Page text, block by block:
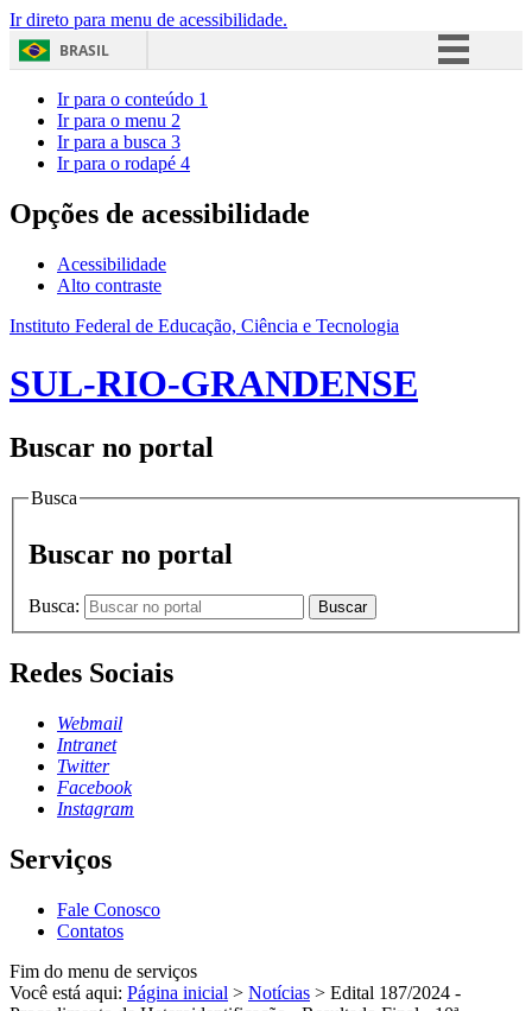
Ir direto para menu de acessibilidade.
BRASIL
Acesso à informação
Ir para o conteúdo 1
Ir para o menu 2
Ir para a busca 3
Ir para o rodapé 4
Opções de acessibilidade
Acessibilidade
Alto contraste
Instituto Federal de Educação, Ciência e Tecnologia
SUL-RIO-GRANDENSE
Buscar no portal
Busca
Buscar no portal
Busca: Buscar
Redes Sociais
Webmail
Intranet
Twitter
Facebook
Instagram
Serviços
Fale Conosco
Contatos
Fim do menu de serviços
Você está aqui: Página inicial > Notícias > Edital 187/2024 -